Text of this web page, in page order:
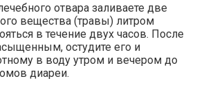
отвара заливаете две
вещества (травы) литром
в течение двух часов. После
остудите его и
в воду утром и вечером до
диареи.